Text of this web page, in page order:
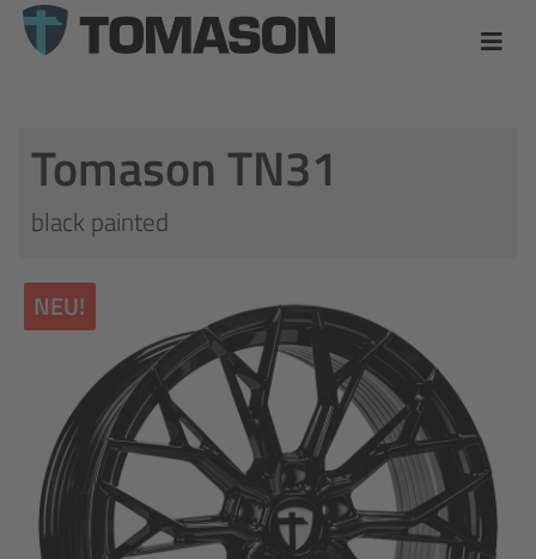
Tomason TN31
black painted
NEU!